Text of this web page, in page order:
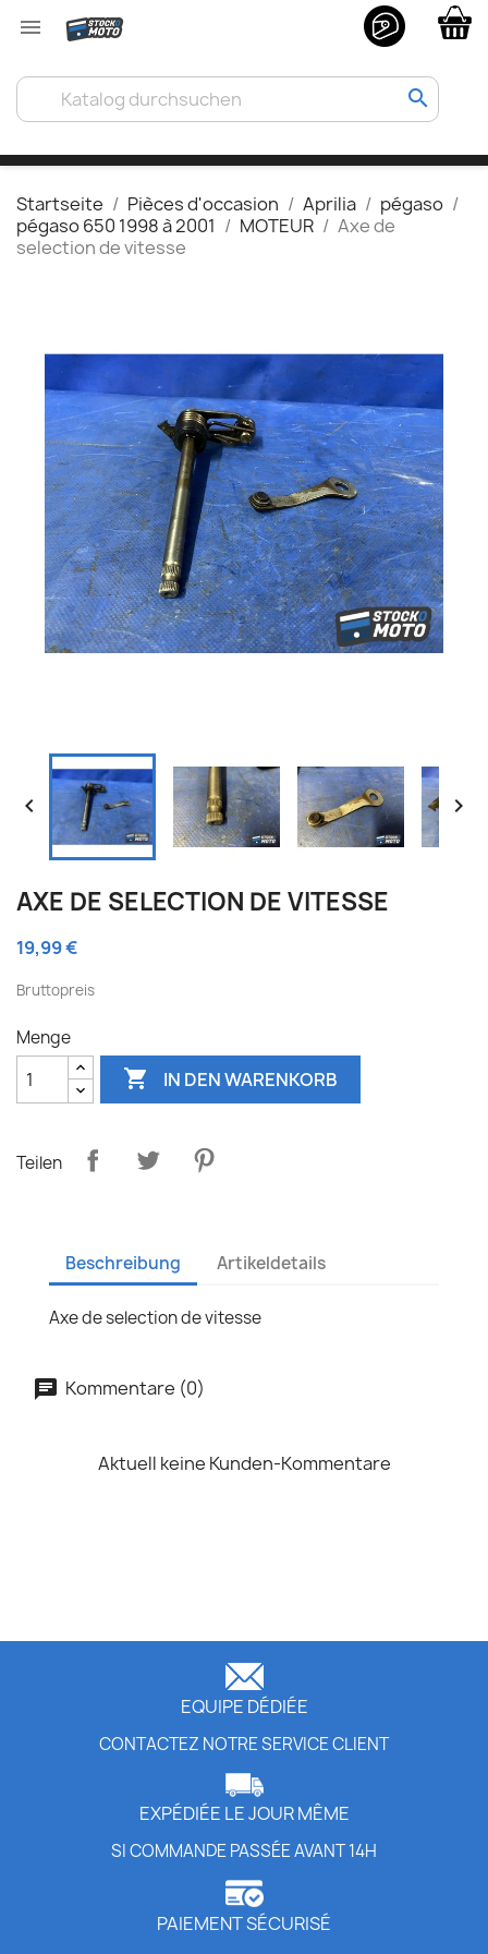

search
Startseite Pièces d'occasion Aprilia
pégaso
pégaso 650 1998 à 2001
MOTEUR
Axe de
selection de vitesse
 
AXE DE SELECTION DE VITESSE
19,99 €
Bruttopreis
Menge
 IN DEN WARENKORB
Teilen
Beschreibung Artikeldetails
Axe de selection de vitesse
Kommentare (0)
Aktuell keine Kunden-Kommentare
EQUIPE DÉDIÉE
CONTACTEZ NOTRE SERVICE CLIENT
EXPÉDIÉE LE JOUR MÊME
SI COMMANDE PASSÉE AVANT 14H
PAIEMENT SÉCURISÉ